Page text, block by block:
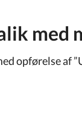
opførelse af